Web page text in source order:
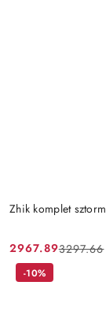
Zhik komplet
Cena
promocyjna:
2967.89
Cena
przed
3297.66
-10%